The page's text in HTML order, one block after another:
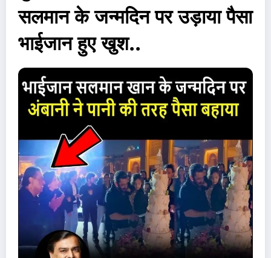
सलमान के जन्मदिन पर उड़ाया पैसा
भाईजान हुए खुश..